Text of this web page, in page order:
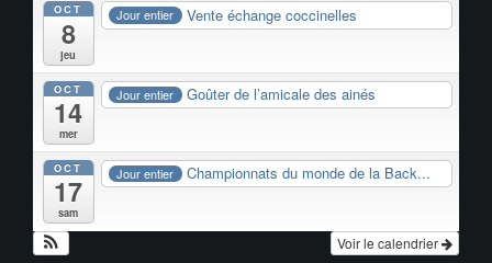
OCT
8
jeu
Jour entier Vente échange coccinelles
OCT
14
mer
Jour entier Goûter de l’amicale des ainés
OCT
17
sam
Jour entier Championnats du monde de la Back...
Voir le calendrier